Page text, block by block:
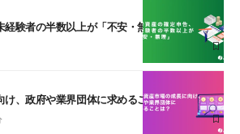
経験者の半数以上が「不安・無理」
け、政府や業界団体に求めることは？